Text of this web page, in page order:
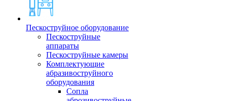
Пескоструйное оборудование
Пескоструйные
аппараты
Пескоструйные камеры
Комплектующие
абразивоструйного
оборудования
Сопла